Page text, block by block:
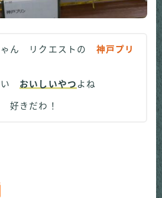
ゃん リクエストの 神戸プリ
い おいしいやつ よね
好きだわ！